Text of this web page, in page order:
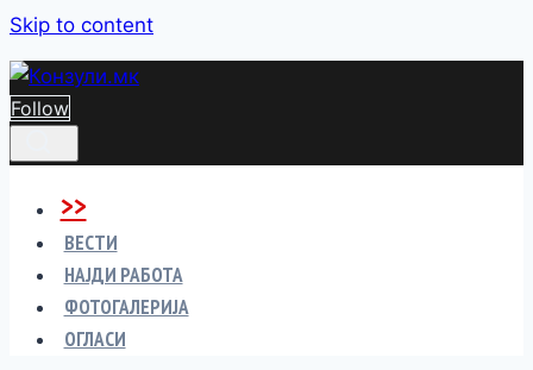
Skip to content
Follow
>>
ВЕСТИ
НАЈДИ РАБОТА
ФОТОГАЛЕРИЈА
ОГЛАСИ